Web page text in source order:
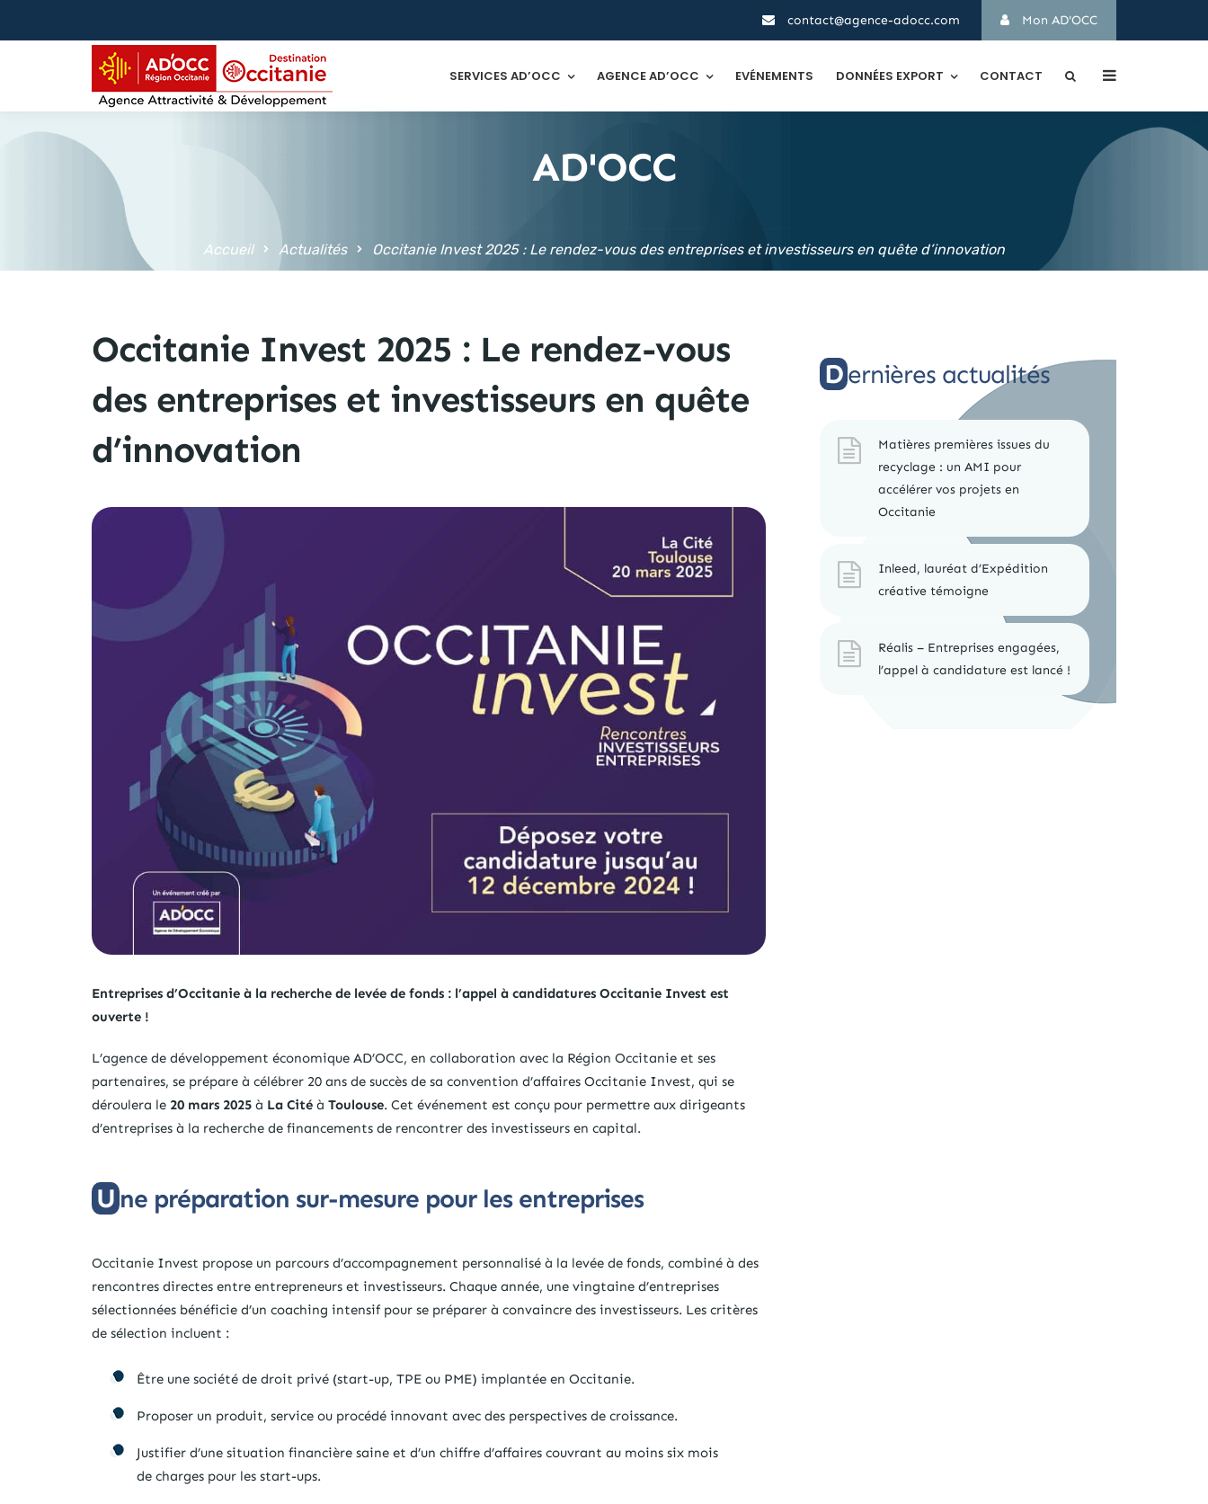
contact@agence-adocc.com Mon AD'OCC
SERVICES AD’OCC AGENCE AD’OCC EVÉNEMENTS DONNÉES EXPORT CONTACT
AD'OCC
Accueil Actualités Occitanie Invest 2025 : Le rendez-vous des entreprises et investisseurs en quête d’innovation
Occitanie Invest 2025 : Le rendez-vous
des entreprises et investisseurs en quête
d’innovation
Entreprises d’Occitanie à la recherche de levée de fonds : l’appel à candidatures Occitanie Invest est
ouverte !
L’agence de développement économique AD’OCC, en collaboration avec la Région Occitanie et ses
partenaires, se prépare à célébrer 20 ans de succès de sa convention d’affaires Occitanie Invest, qui se
déroulera le 20 mars 2025 à La Cité à Toulouse. Cet événement est conçu pour permettre aux dirigeants
d’entreprises à la recherche de financements de rencontrer des investisseurs en capital.
Une préparation sur-mesure pour les entreprises
Occitanie Invest propose un parcours d’accompagnement personnalisé à la levée de fonds, combiné à des
rencontres directes entre entrepreneurs et investisseurs. Chaque année, une vingtaine d’entreprises
sélectionnées bénéficie d’un coaching intensif pour se préparer à convaincre des investisseurs. Les critères
de sélection incluent :
Être une société de droit privé (start-up, TPE ou PME) implantée en Occitanie.
Proposer un produit, service ou procédé innovant avec des perspectives de croissance.
Justifier d’une situation financière saine et d’un chiffre d’affaires couvrant au moins six mois
de charges pour les start-ups.
Dernières actualités
Matières premières issues du
recyclage : un AMI pour
accélérer vos projets en
Occitanie
Inleed, lauréat d’Expédition
créative témoigne
Réalis – Entreprises engagées,
l’appel à candidature est lancé !